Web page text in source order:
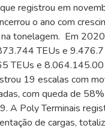
registrou em
o ano com
tonelagem. Em
TEUs e
TEUs e
19 escalas com
com queda de 58%
A Poly Terminais
de cargas,